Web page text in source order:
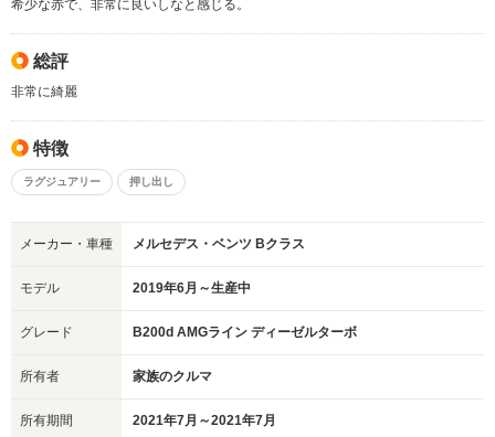
希少な赤で、非常に良いしなと感じる。
総評
非常に綺麗
特徴
ラグジュアリー 押し出し
メーカー・車種 メルセデス・ベンツ Bクラス
モデル 2019年6月～生産中
グレード B200d AMGライン ディーゼルターボ
所有者 家族のクルマ
所有期間 2021年7月～2021年7月